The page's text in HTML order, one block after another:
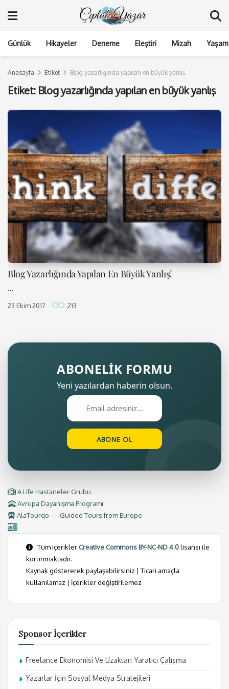
Günlük Hikayeler Deneme Eleştiri Mizah
Anasayfa Etiket Blog yazarlığında yapılan en büyük yanlış
Etiket: Blog yazarlığında yapılan en büyük yanlış
Blog Yazarlığında Yapılan En Büyük Yanlış!
...
23 Ekim 2017 213
ABONELİK FORMU
Yeni yazılardan haberin olsun.
A Life Hastaneler Grubu
Avrupa Dayanışma Programı
AlaTourqo — Guided Tours from Europe
Tüm içeriklerCreative Commons BY-NC-ND 4.0lisansı ile
korunmaktadır.
Kaynak göstererek paylaşabilirsiniz | Ticari amaçla
kullanılamaz | İçerikler değiştirilemez
Sponsor İçerikler
Freelance Ekonomisi Ve Uzaktan Yaratıcı Çalışma
Yazarlar İçin Sosyal Medya Stratejileri